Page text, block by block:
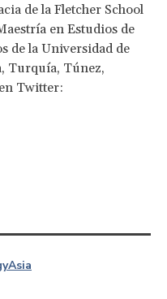
de la Fletcher School
en Estudios de
de la Universidad de
Turquía, Túnez,
Twitter:
Asia